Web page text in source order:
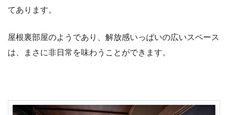
てあります。
屋根裏部屋のようであり、解放感いっぱいの広いスペース
は、まさに非日常を味わうことができます。